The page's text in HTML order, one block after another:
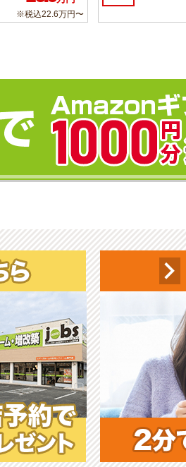
※税込22.6万円〜